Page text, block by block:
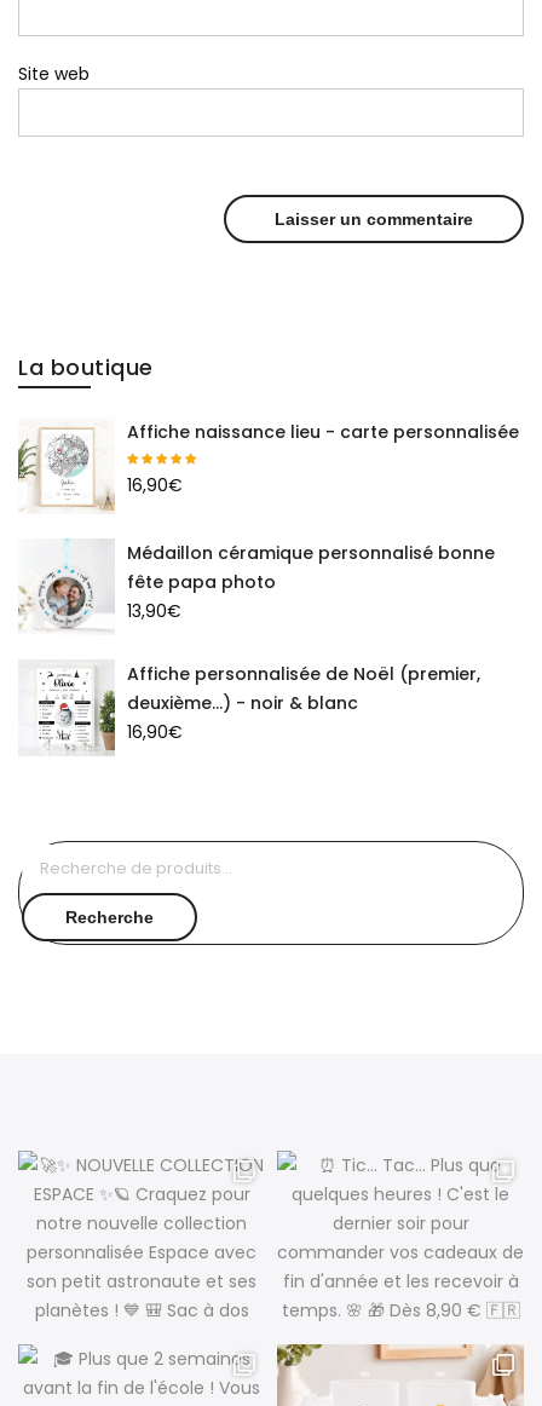
Site web
La boutique
Affiche naissance lieu - carte personnalisée
16,90€
Médaillon céramique personnalisé bonne
fête papa photo
13,90€
Affiche personnalisée de Noël (premier,
deuxième...) - noir & blanc
16,90€
Recherche